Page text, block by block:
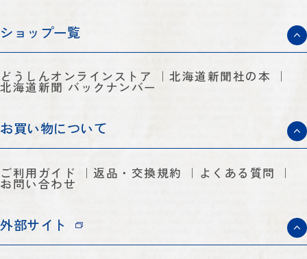
ショップ一覧
どうしんオンラインストア 北海道新聞社の本
北海道新聞 バックナンバー
お買い物について
ご利用ガイド 返品・交換規約 よくある質問
お問い合わせ
外部サイト